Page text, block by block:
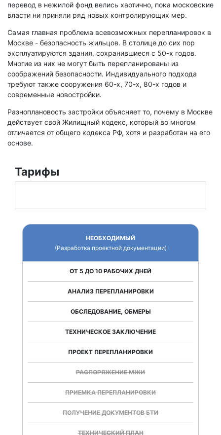
перевод в нежилой фонд велись хаотично, пока московские
власти ни приняли ряд новых контролирующих мер.
Самая главная проблема всевозможных перепланировок в
Москве - безопасность жильцов. В столице до сих пор
эксплуатируются здания, сохранившиеся с 50-х годов.
Многие из них не могут быть перепланированы из
соображений безопасности. Индивидуального подхода
требуют также сооружения 60-х, 70-х, 80-х годов и
современные новостройки.
Разноплановость застройки объясняет то, почему в Москве
действует свой Жилищный кодекс, который во многом
отличается от общего кодекса РФ, хотя и разработан на его
основе.
Тарифы
НЕОБХОДИМЫЙ
(Разработка проектной документации)
ОТ 5 ДО 10 РАБОЧИХ ДНЕЙ
АНАЛИЗ ПЕРЕПЛАНИРОВКИ
ОБСЛЕДОВАНИЕ, ОБМЕРЫ
ТЕХНИЧЕСКОЕ ЗАКЛЮЧЕНИЕ
ПРОЕКТ ПЕРЕПЛАНИРОВКИ
РАСПОРЯЖЕНИЕ МЖИ
ПРИЕМКА ПЕРЕПЛАНИРОВКИ
ПОЛУЧЕНИЕ ДОКУМЕНТОВ БТИ
ТЕХНИЧЕСКИЙ ПЛАН